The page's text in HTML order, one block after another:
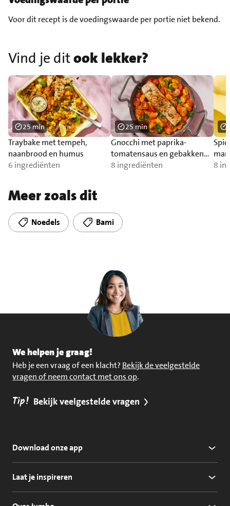
Voor dit recept is de voedingswaarde per portie niet bekend.
Vind je ditook lekker?
Traybake met tempeh,
naanbrood en humus
6 ingrediënten
25 min
Gnocchi met paprika-
tomatensaus en gebakken
zalm
8 ingrediënten
25 min
8
Meer zoals dit
Noedels Bami
We helpen je graag!
Heb je een vraag of een klacht? Bekijk de veelgestelde
vragen of neem contact met ons op.
Tip! Bekijk veelgestelde vragen
Download onze app
Laat je inspireren